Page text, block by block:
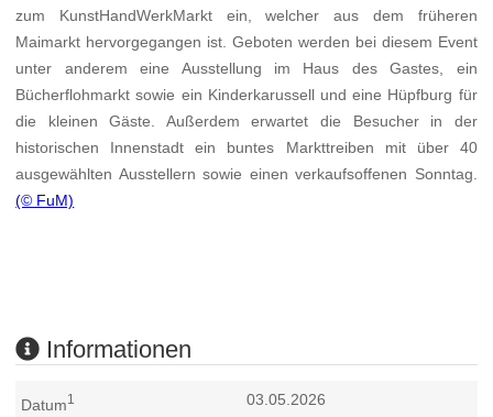
zum KunstHandWerkMarkt ein, welcher aus dem früheren
Maimarkt hervorgegangen ist. Geboten werden bei diesem Event
unter anderem eine Ausstellung im Haus des Gastes, ein
Bücherflohmarkt sowie ein Kinderkarussell und eine Hüpfburg für
die kleinen Gäste. Außerdem erwartet die Besucher in der
historischen Innenstadt ein buntes Markttreiben mit über 40
ausgewählten Ausstellern sowie einen verkaufsoffenen Sonntag.
(© FuM)
Informationen
Datum1 03.05.2026